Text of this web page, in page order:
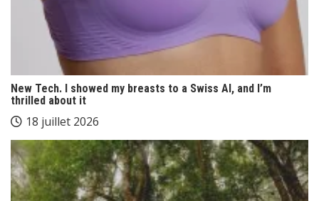
New Tech. I showed my breasts to a Swiss AI, and I’m
thrilled about it
18 juillet 2026